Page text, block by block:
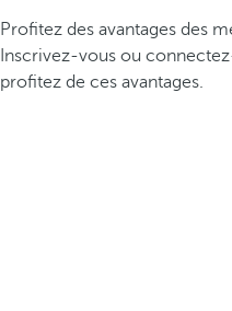
Profitez des avantages des
Inscrivez-vous ou
profitez de ces avantages.